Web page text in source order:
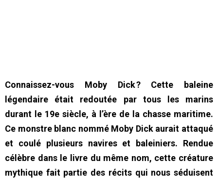
Connaissez-vous Moby Dick ? Cette baleine
légendaire était redoutée par tous les marins
durant le 19e siècle, à l’ère de la chasse maritime.
Ce monstre blanc nommé Moby Dick aurait attaqué
et coulé plusieurs navires et baleiniers. Rendue
célèbre dans le livre du même nom, cette créature
mythique fait partie des récits qui nous séduisent